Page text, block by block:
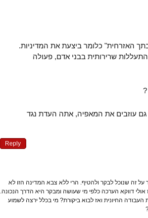
האזרחית" כלומר ביצעת את המדיניות.
שרירותית בבני אדם, פעולה
עוזבים את המאפיה, אתה העדת נגד
Reply
זה שנוכל לבקר ולהטיף. הרי ללא צבא המדינה הזו לא
דווקא הערכה כלפי מי שעושה ומבקר היא הדרך הנכונה.
החיונית ואז לבוא ביקורת? מי בכלל ירצה לשמוע